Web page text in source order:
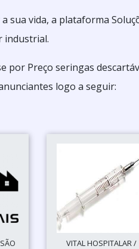
sua vida, a plataforma
industrial.
por Preço seringas
logo a seguir:
VITAL HOSPITALAR /